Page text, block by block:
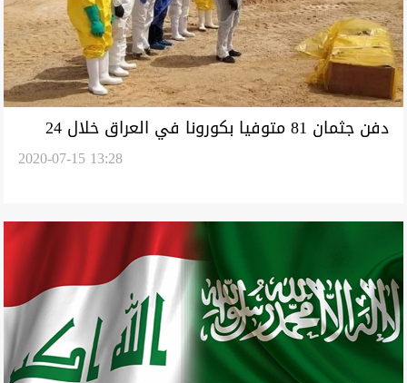
دفن جثمان 81 متوفيا بكورونا في العراق خلال 24
2020-07-15 13:28